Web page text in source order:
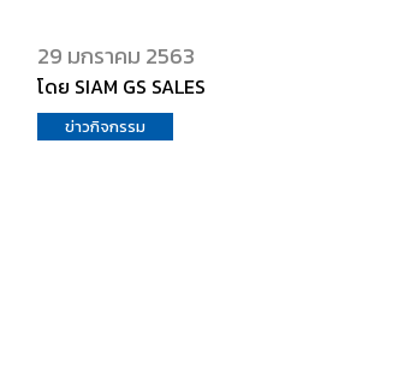
29 มกราคม 2563
โดย SIAM GS SALES
ข่าวกิจกรรม